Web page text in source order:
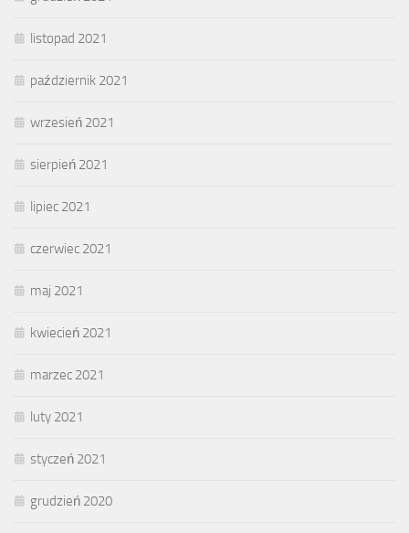
listopad 2021
październik 2021
wrzesień 2021
sierpień 2021
lipiec 2021
czerwiec 2021
maj 2021
kwiecień 2021
marzec 2021
luty 2021
styczeń 2021
grudzień 2020